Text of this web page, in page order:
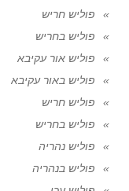
פוליש חריש
פוליש בחריש
פוליש אור עקיבא
פוליש באור עקיבא
פוליש חריש
פוליש בחריש
פוליש נהריה
פוליש בנהריה